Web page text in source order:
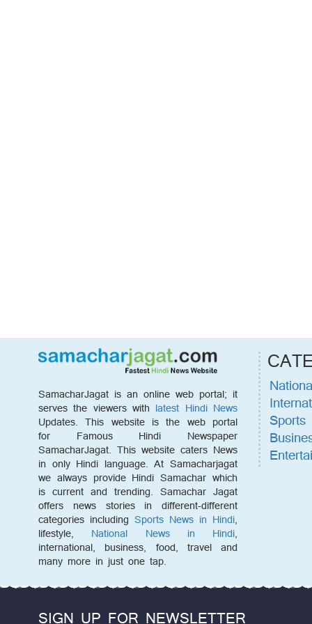
SamacharJagat is an online web portal; it
serves the viewers with latest Hindi News
Updates. This website is the web portal
for Famous Hindi Newspaper
SamacharJagat. This website caters News
in only Hindi language. At Samacharjagat
we always provide Hindi Samachar which
is current and trending. Samachar Jagat
offers news stories in different-different
categories including Sports News in Hindi,
lifestyle, National News in Hindi,
international, business, food, travel and
many more in just one tap.
Sports
SIGN UP FOR NEWSLETTER